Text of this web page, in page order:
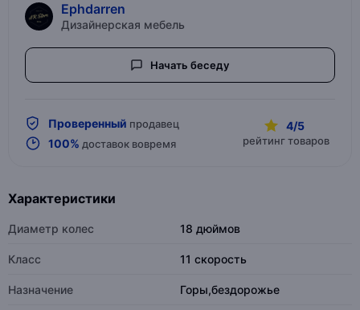
Ephdarren
Дизайнерская мебель
Начать беседу
Проверенный продавец
100% доставок вовремя
4/5
рейтинг товаров
Характеристики
Диаметр колес 18 дюймов
Класс 11 скорость
Назначение Горы,бездорожье